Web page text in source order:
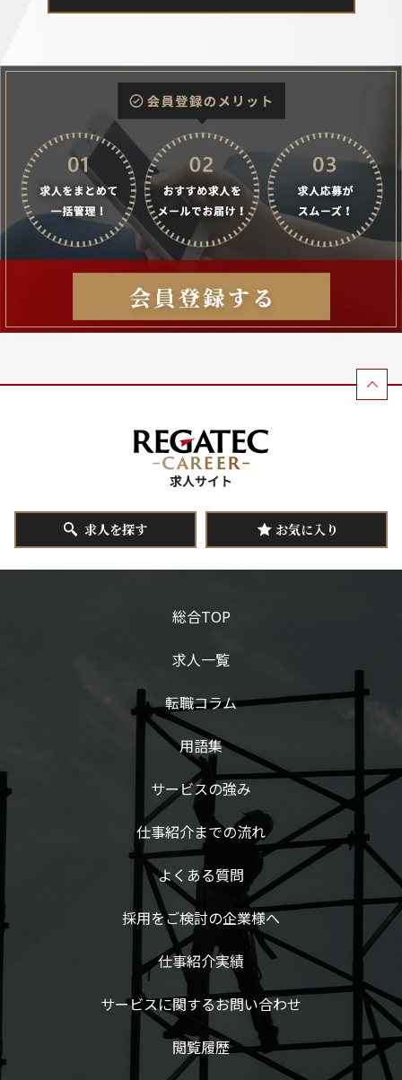
求人を探す お気に入り
総合TOP
求人一覧
転職コラム
用語集
サービスの強み
仕事紹介までの流れ
よくある質問
採用をご検討の企業様へ
仕事紹介実績
サービスに関するお問い合わせ
閲覧履歴